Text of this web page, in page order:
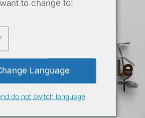
di
causale
Montis -
to change to:
Language
do not switch language